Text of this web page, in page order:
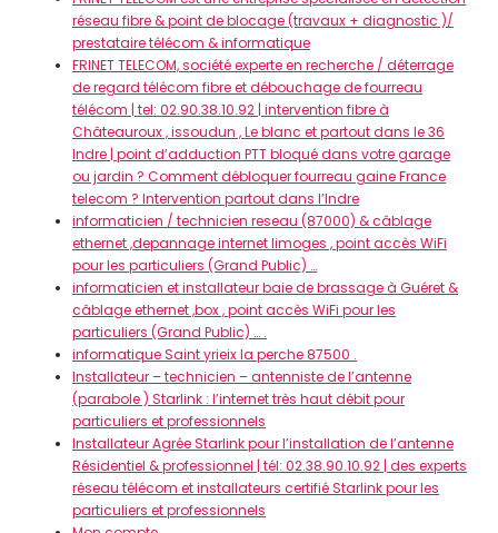
réseau fibre & point de blocage (travaux + diagnostic )/
prestataire télécom & informatique
FRINET TELECOM, société experte en recherche / déterrage
de regard télécom fibre et débouchage de fourreau
télécom | tel: 02.90.38.10.92 | intervention fibre à
Châteauroux , issoudun , Le blanc et partout dans le 36
Indre | point d’adduction PTT bloqué dans votre garage
ou jardin ? Comment débloquer fourreau gaine France
telecom ? Intervention partout dans l’Indre
informaticien / technicien reseau (87000) & câblage
ethernet ,depannage internet limoges , point accès WiFi
pour les particuliers (Grand Public) …
informaticien et installateur baie de brassage à Guéret &
câblage ethernet ,box , point accès WiFi pour les
particuliers (Grand Public) … .
informatique Saint yrieix la perche 87500 .
Installateur – technicien – antenniste de l’antenne
(parabole ) Starlink : l’internet très haut débit pour
particuliers et professionnels
Installateur Agrée Starlink pour l’installation de l’antenne
Résidentiel & professionnel | tél: 02.38.90.10.92 | des experts
réseau télécom et installateurs certifié Starlink pour les
particuliers et professionnels